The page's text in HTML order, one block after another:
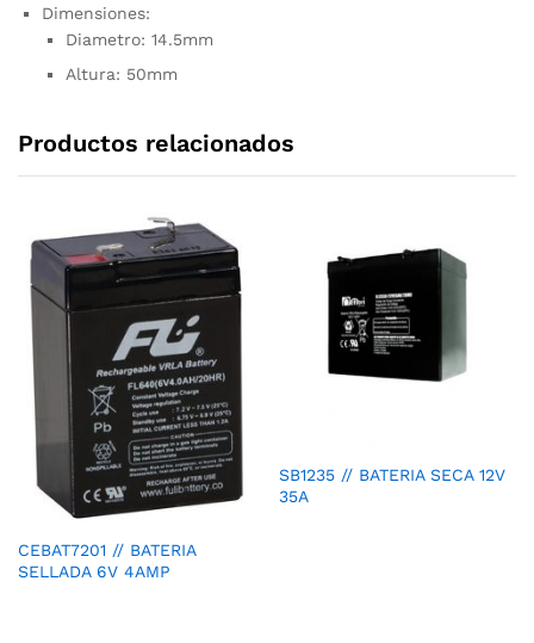
Dimensiones:
Diametro: 14.5mm
Altura: 50mm
Productos relacionados
CEBAT7201 // BATERIA
SELLADA 6V 4AMP
SB1235 // BATERIA SECA 12V
35A